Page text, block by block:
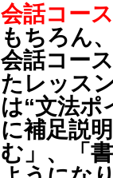
会話コー
もちろん
会話コー
たレッス
は“文法ポ
に補足説
む」、「